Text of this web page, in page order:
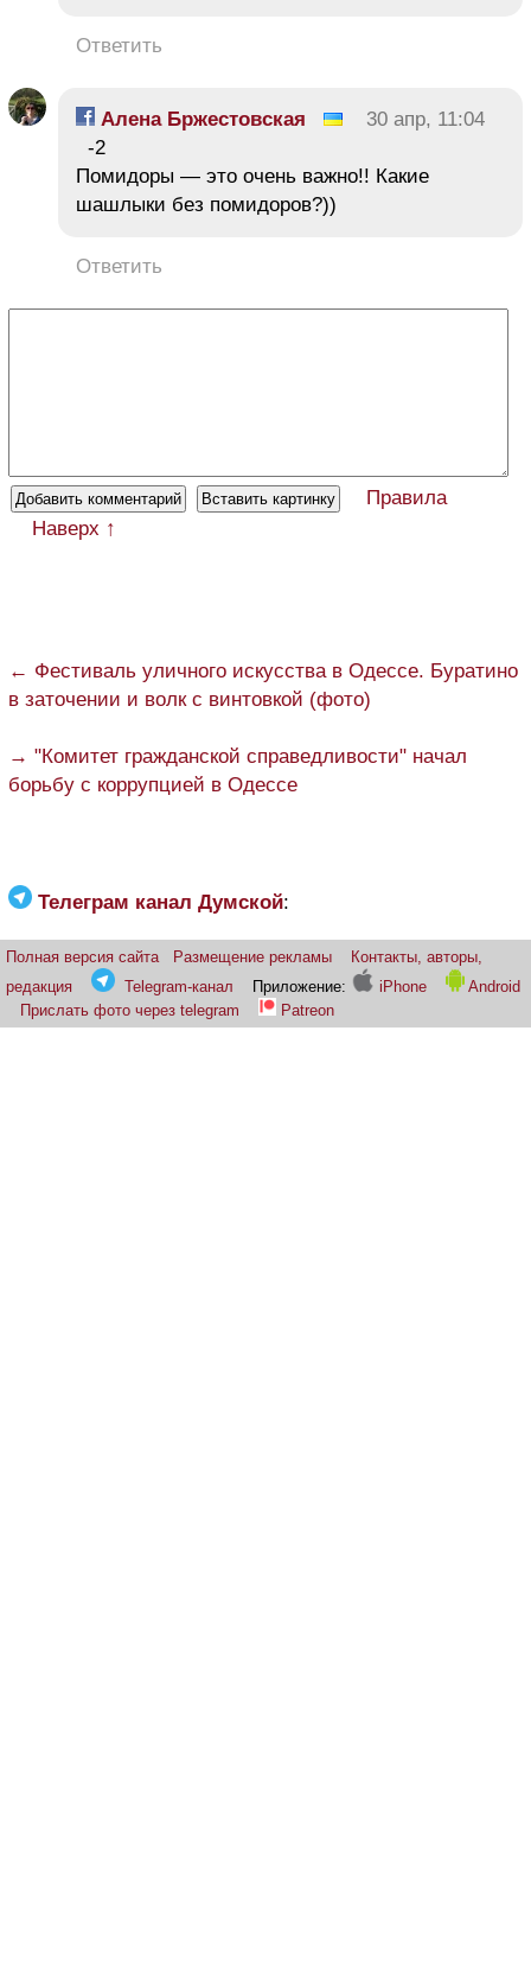
Ответить
Алена Бржестовская
30 апр, 11:04
-2
Помидоры — это очень важно!! Какие
шашлыки без помидоров?))
Ответить
Правила
Наверх ↑
← Фестиваль уличного искусства в Одессе. Буратино
в заточении и волк с винтовкой (фото)
→ "Комитет гражданской справедливости" начал
борьбу с коррупцией в Одессе
Телеграм канал Думской:
Полная версия сайта Размещение рекламы
Контакты, авторы,
редакция
Telegram-канал Приложение: iPhone
Android
Прислать фото через telegram
Patreon